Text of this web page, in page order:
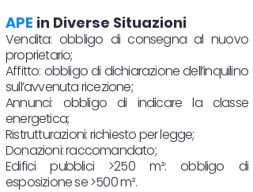
APE in Diverse Situazioni
Vendita: obbligo di consegna al nuovo
proprietario;
Affitto: obbligo di dichiarazione dell’inquilino
sull’avvenuta ricezione;
Annunci: obbligo di indicare la classe
energetica;
Ristrutturazioni: richiesto per legge;
Donazioni: raccomandato;
Edifici pubblici >250 m²: obbligo di
esposizione se >500 m².